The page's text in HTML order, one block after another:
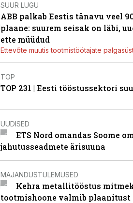
SUUR LUGU
ABB palkab Eestis tänavu veel
plaane: suurem seisak on läbi,
ette müüdud
Ettevõte muutis tootmistöötajate
TOP
TOP 231 | Eesti tööstussektori
UUDISED
ETS Nord omandas Soome
jahutusseadmete ärisuuna
MAJANDUSTULEMUSED
Kehra metallitööstus
tootmishoone valmib plaanitust